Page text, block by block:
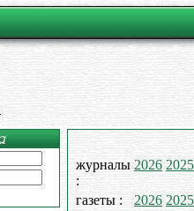
журналы
:
2026 2025
газеты : 2026 2025